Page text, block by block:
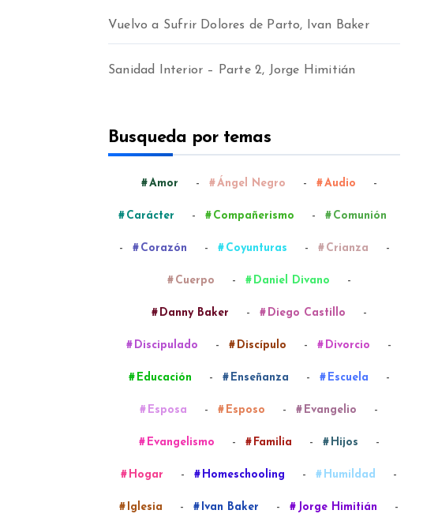
Vuelvo a Sufrir Dolores de Parto, Ivan Baker
Sanidad Interior – Parte 2, Jorge Himitián
Busqueda por temas
Amor - Ángel Negro - Audio -
Carácter - Compañerismo - Comunión
- Corazón - Coyunturas - Crianza -
Cuerpo - Daniel Divano -
Danny Baker - Diego Castillo -
Discipulado - Discípulo - Divorcio -
Educación - Enseñanza - Escuela -
Esposa - Esposo - Evangelio -
Evangelismo - Familia - Hijos -
Hogar - Homeschooling - Humildad -
Iglesia - Ivan Baker - Jorge Himitián -